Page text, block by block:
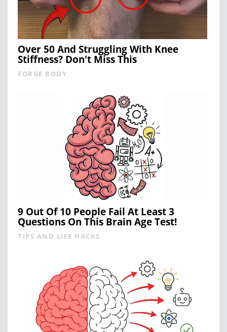
Over 50 And Struggling With Knee
Stiffness? Don't Miss This
FORGE BODY
9 Out Of 10 People Fail At Least 3
Questions On This Brain Age Test!
TIPS AND LIFE HACKS